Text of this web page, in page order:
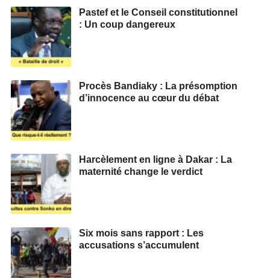
Pastef et le Conseil constitutionnel
: Un coup dangereux
Procès Bandiaky : La présomption
d’innocence au cœur du débat
Harcèlement en ligne à Dakar : La
maternité change le verdict
Six mois sans rapport : Les
accusations s’accumulent